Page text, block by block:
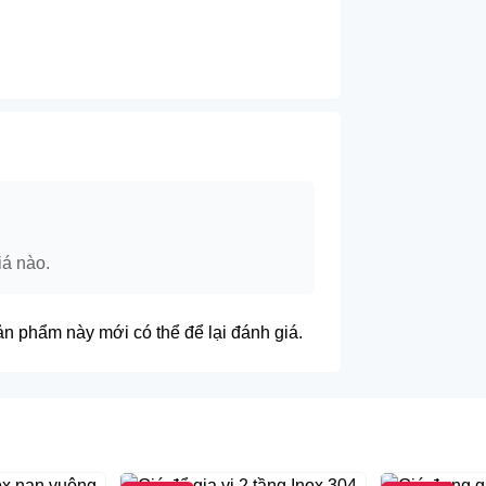
chi tiết, inox dạng nan vuông thông
gian bếp hoàn hảo nhất.
CHIỀU RỘNG CÁNH TỦ
hãng và phiếu bảo hành có dấu đỏ
nào.
phẩm này mới có thể để lại đánh giá.